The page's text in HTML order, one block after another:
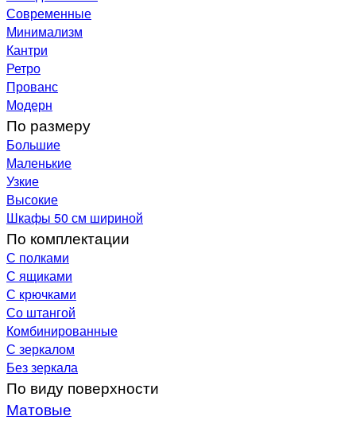
Современные
Минимализм
Кантри
Ретро
Прованс
Модерн
По размеру
Большие
Маленькие
Узкие
Высокие
Шкафы 50 см шириной
По комплектации
С полками
С ящиками
С крючками
Со штангой
Комбинированные
С зеркалом
Без зеркала
По виду поверхности
Матовые